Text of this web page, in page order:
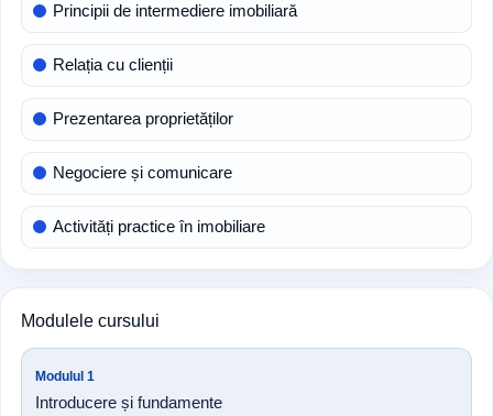
Principii de intermediere imobiliară
Relația cu clienții
Prezentarea proprietăților
Negociere și comunicare
Activități practice în imobiliare
Modulele cursului
Modulul 1
Introducere și fundamente